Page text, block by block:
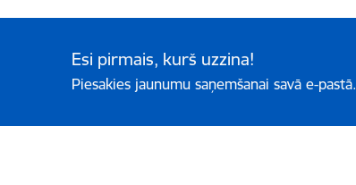
Esi pirmais, kurš uzzina!
Piesakies jaunumu saņemšanai savā e-pastā.